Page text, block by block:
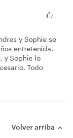
y Sophie se
entretenida.
y Sophie lo
Todo
Volver arriba